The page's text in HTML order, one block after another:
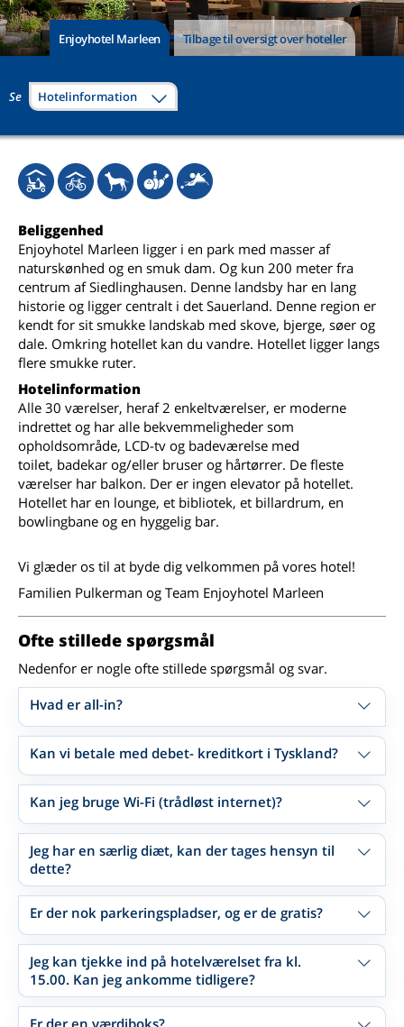
Enjoyhotel Marleen Tilbage til oversigt over hoteller
Se Hotelinformation
Beliggenhed
Enjoyhotel Marleen ligger i en park med masser af
naturskønhed og en smuk dam. Og kun 200 meter fra
centrum af Siedlinghausen. Denne landsby har en lang
historie og ligger centralt i det Sauerland. Denne region er
kendt for sit smukke landskab med skove, bjerge, søer og
dale. Omkring hotellet kan du vandre. Hotellet ligger langs
flere smukke ruter.
Hotelinformation
Alle 30 værelser, heraf 2 enkeltværelser, er moderne
indrettet og har alle bekvemmeligheder som
opholdsområde, LCD-tv og badeværelse med
toilet, badekar og/eller bruser og hårtørrer. De fleste
værelser har balkon. Der er ingen elevator på hotellet.
Hotellet har en lounge, et bibliotek, et billardrum, en
bowlingbane og en hyggelig bar.
Vi glæder os til at byde dig velkommen på vores hotel!
Familien Pulkerman og Team Enjoyhotel Marleen
Ofte stillede spørgsmål
Nedenfor er nogle ofte stillede spørgsmål og svar.
Hvad er all-in?
Kan vi betale med debet- kreditkort i Tyskland?
Kan jeg bruge Wi-Fi (trådløst internet)?
Jeg har en særlig diæt, kan der tages hensyn til
dette?
Er der nok parkeringspladser, og er de gratis?
Jeg kan tjekke ind på hotelværelset fra kl.
15.00. Kan jeg ankomme tidligere?
Er der en værdiboks?